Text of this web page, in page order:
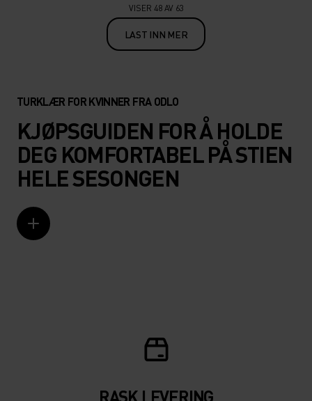
VISER 48 AV 63
LAST INN MER
TURKLÆR FOR KVINNER FRA ODLO
KJØPSGUIDEN FOR Å HOLDE
DEG KOMFORTABEL PÅ STIEN
HELE SESONGEN
RASK LEVERING